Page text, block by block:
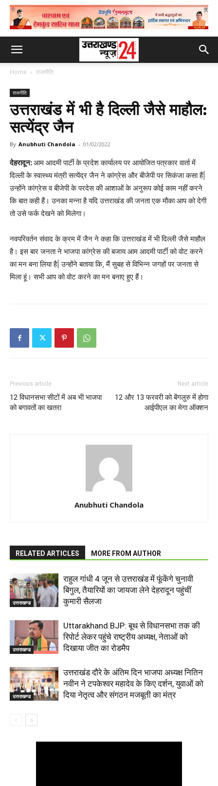
Home राजनीति
राजनीति
उत्तराखंड में भी है दिल्ली जैसे माहौल:
सत्येंद्र जैन
By Anubhuti Chandola - 01/02/2022
देहरादून:आम आदमी पार्टी के प्रदेश कार्यालय पर आयोजित पत्रकार वार्ता में
दिल्ली के स्वास्थ्य मंत्री सत्येंद्र जैन ने कांग्रेस और बीजेपी पर सिकंजा कसा हैं|
उन्होंने कांग्रेस व बीजेपी के परदेस की आशाओं के अनुरूप कोई काम नहीं करने
कि बात कही हैं। उनका मन्ना है यदि उत्तराखंड की जनता एक मौका आप को देगी
तो उसे फर्क देखने को मिलेगा।
नवपरिवर्तन संवाद के क्रम में जैन ने कहा कि उत्तराखंड में भी दिल्ली जैसे माहौल
है। इस बार जनता ने भाजपा कांग्रेस की बजाय आम आदमी पार्टी को वोट करने
का मन बना लिया है| उन्होंने बताया कि, मैं सुबह से विभिन्न जगहों पर जनता से
मिला हूं। सभी आप को वोट करने का मन बनाए हुए हैं।
Previous article
12 विधानसभा सीटों में अब भी भाजपा
को बगावतों का खतरा
Next article
12 और 13 फरवरी को बेंगलुरु में होगा
आईपीएल का मेगा ऑक्शन
Anubhuti Chandola
RELATED ARTICLES MORE FROM AUTHOR
उत्तराखण्ड
राहुल गांधी 4 जून से उत्तराखंड में फूंकेंगे चुनावी
बिगुल, तैयारियों का जायजा लेने देहरादून पहुंचीं
कुमारी सैलजा
उत्तराखण्ड
Uttarakhand BJP: बूथ से विधानसभा तक की
रिपोर्ट लेकर पहुंचे राष्ट्रीय अध्यक्ष, नेताओं को
दिखाया जीत का रोडमैप
उत्तराखण्ड
उत्तराखंड दौरे के अंतिम दिन भाजपा अध्यक्ष नितिन
नवीन ने टपकेश्वर महादेव के किए दर्शन, युवाओं को
दिया नेतृत्व और संगठन मजबूती का मंत्र